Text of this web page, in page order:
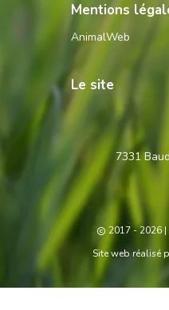
Mentions
AnimalWeb
Le site
Contactez-
7331
2017 - 2026|
Site web réalisé